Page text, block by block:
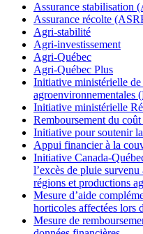
Assurance stabilisation
Assurance récolte
Agri-stabilité
Agri-investissement
Agri-Québec
Agri-Québec Plus
Initiative ministérielle
agroenvironnementales
Initiative ministérielle
Remboursement du
Initiative pour soutenir
Appui financier à la
Initiative Canada-
l’excès de pluie
régions et productions
Mesure d’aide
horticoles affectées lors
Mesure de